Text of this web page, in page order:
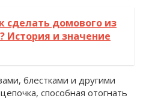
сделать домового из
История и значение
блестками и другими
способная отогнать